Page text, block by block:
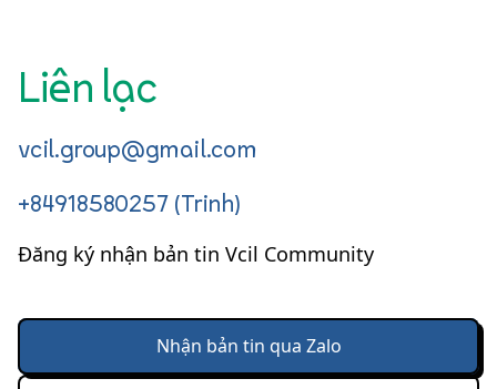
Liên lạc
vcil.group@gmail.com
+84918580257 (Trinh)
Đăng ký nhận bản tin Vcil Community
Nhận bản tin qua Zalo